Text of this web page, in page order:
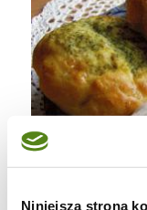
Niniejsza strona